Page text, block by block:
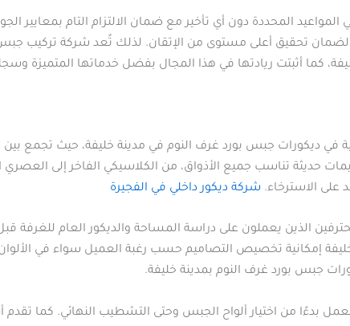
المحددة دون أي تأخير مع ضمان الالتزام التام بمعايير
لضمان تحقيق أعلى مستوى من الإتقان. لذلك تُعد شركة تركيب جبس
كما أثبتت ريادتها في هذا المجال بفضل خدماتها المتميزة
في ديكورات جبس بورد غرف النوم في مدينة خليفة، حيث تجمع بين
حديثة تناسب جميع الأذواق، من الكلاسيكي الفاخر إلى
على الاسترخاء. شركة ديكور داخلي في الفجيرة
الذين يعملون على دراسة المساحة والديكور العام للغرفة
إمكانية تخصيص التصاميم حسب رغبة العميل سواء في الألوان
جبس بورد غرف النوم بمدينة خليفة.
بدءًا من اختيار ألواح الجبس وحتى التشطيب النهائي. كما تقدم